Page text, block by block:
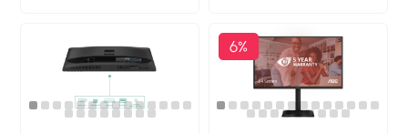
Ingebouwde
luidsprekers.
Ingebouwde USB-hub,
Versie USB-hub: 3.2
beeldverhouding: 16:9,
Kijkhoek, horizontaal:
178°, Kijkhoek, verticaal:
178°. Ingebouwde
luidsprekers.
6%